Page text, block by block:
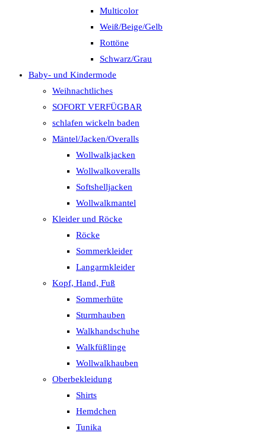
Multicolor
Weiß/Beige/Gelb
Rottöne
Schwarz/Grau
Baby- und Kindermode
Weihnachtliches
SOFORT VERFÜGBAR
schlafen wickeln baden
Mäntel/Jacken/Overalls
Wollwalkjacken
Wollwalkoveralls
Softshelljacken
Wollwalkmantel
Kleider und Röcke
Röcke
Sommerkleider
Langarmkleider
Kopf, Hand, Fuß
Sommerhüte
Sturmhauben
Walkhandschuhe
Walkfüßlinge
Wollwalkhauben
Oberbekleidung
Shirts
Hemdchen
Tunika